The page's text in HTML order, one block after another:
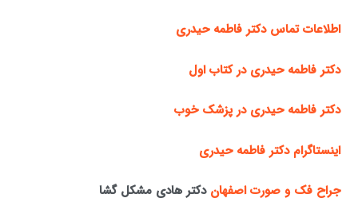
اطلاعات تماس دکتر فاطمه حیدری
دکتر فاطمه حیدری در کتاب اول
دکتر فاطمه حیدری در پزشک خوب
اینستاگرام دکتر فاطمه حیدری
جراح فک و صورت اصفهان دکتر هادی مشکل گشا